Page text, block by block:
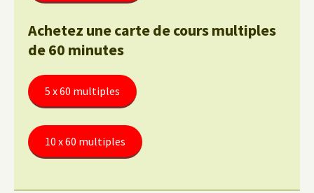
Achetez une carte de cours multiples
de 60 minutes
5 x 60 multiples
10 x 60 multiples